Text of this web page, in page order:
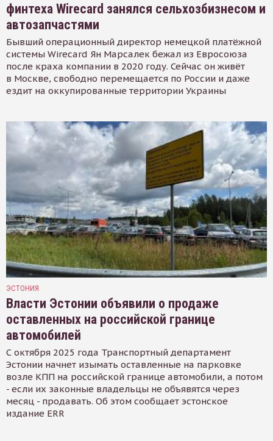
финтеха Wirecard занялся сельхозбизнесом и
автозапчастями
Бывший операционный директор немецкой платёжной
системы Wirecard Ян Марсалек бежал из Евросоюза
после краха компании в 2020 году. Сейчас он живёт
в Москве, свободно перемещается по России и даже
ездит на оккупированные территории Украины
ЭСТОНИЯ
Власти Эстонии объявили о продаже
оставленных на российской границе
автомобилей
С октября 2025 года Транспортный департамент
Эстонии начнет изымать оставленные на парковке
возле КПП на российской границе автомобили, а потом
- если их законные владельцы не объявятся через
месяц - продавать. Об этом сообщает эстонское
издание ERR